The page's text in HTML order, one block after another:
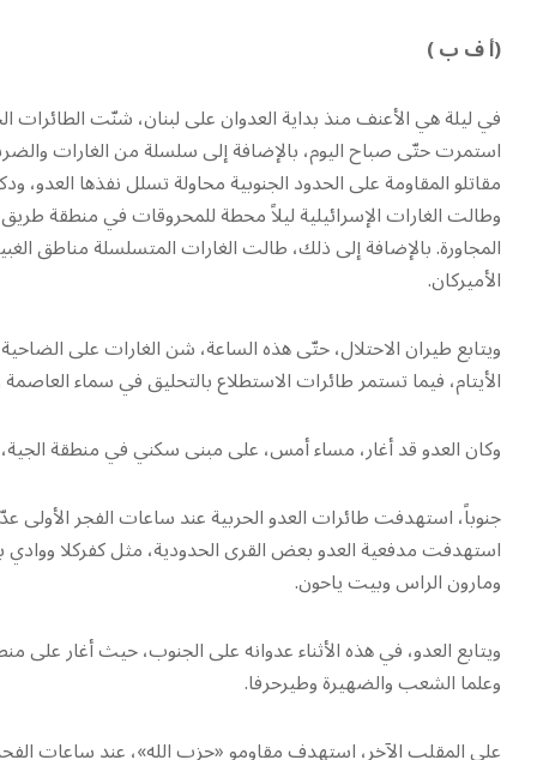
استمرت حتّى صباح اليوم، بالإضافة إلى سلسلة من الغارات
مقاتلو المقاومة على الحدود الجنوبية محاولة تسلل نفذها
وطالت الغارات الإسرائيلية ليلاً محطة للمحروقات في منطقة
المجاورة. بالإضافة إلى ذلك، طالت الغارات المتسلسلة مناطق
ويتابع طيران الاحتلال، حتّى هذه الساعة، شن الغارات على
جنوباً، استهدفت طائرات العدو الحربية عند ساعات الفجر الأولى
استهدفت مدفعية العدو بعض القرى الحدودية، مثل كفركلا ووادي
ويتابع العدو، في هذه الأثناء عدوانه على الجنوب، حيث أغار على